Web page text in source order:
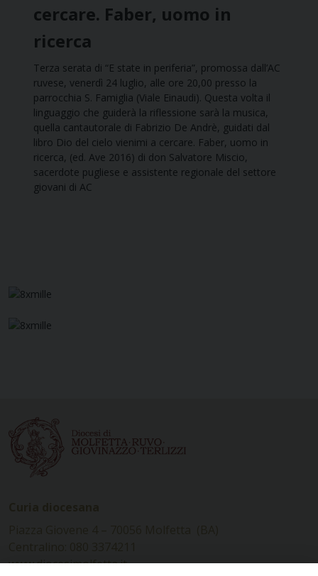
cercare. Faber, uomo in
ricerca
Terza serata di “E state in periferia”, promossa dall’AC
ruvese, venerdì 24 luglio, alle ore 20,00 presso la
parrocchia S. Famiglia (Viale Einaudi). Questa volta il
linguaggio che guiderà la riflessione sarà la musica,
quella cantautorale di Fabrizio De Andrè, guidati dal
libro Dio del cielo vienimi a cercare. Faber, uomo in
ricerca, (ed. Ave 2016) di don Salvatore Miscio,
sacerdote pugliese e assistente regionale del settore
giovani di AC
www.diocesimolfetta.it –